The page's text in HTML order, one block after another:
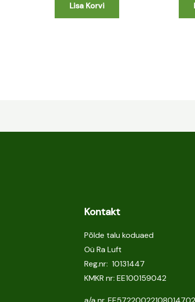
Lisa Korvi
Kontakt
Põlde talu koduaed
Oü Ra Luft
Reg.nr: 10131447
KMKR nr: EE100159042